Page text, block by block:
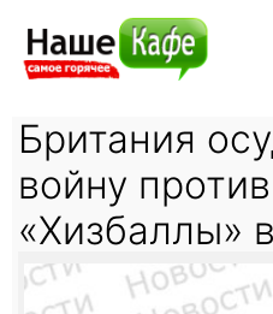
Британия
войну против
«Хизбаллы»